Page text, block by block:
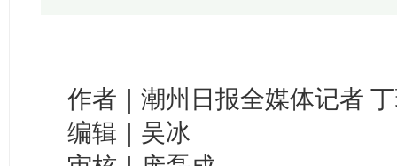
作者｜潮州日报全媒体记者
编辑｜吴冰